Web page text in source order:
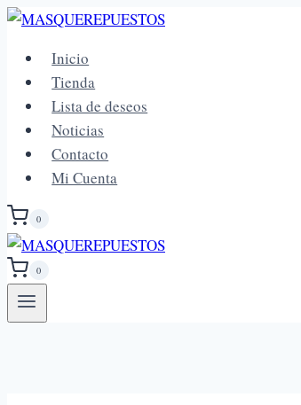
Saltar
contenidoInicio
Tienda
Lista de deseos
Noticias
Contacto
Mi Cuenta
0
0